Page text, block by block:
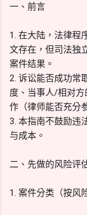
一、前言
1. 在大陆，法律程
文存在，但司法独
案件结果。
2. 诉讼能否成功常
度、当事人/相对
作（律师能否充分
3. 本指南不鼓励违
与成本。
二、先做的风险评
1. 案件分类（按风